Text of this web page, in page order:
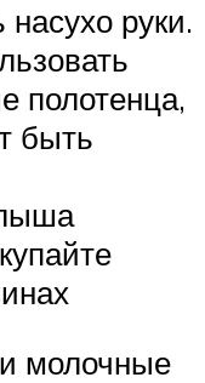
руки.
полотенца,
быть
молочные